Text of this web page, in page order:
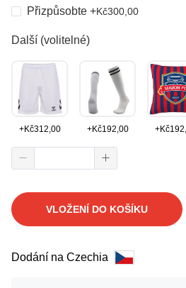
Přizpůsobte +Kč300,00
Další (volitelné)
+Kč312,00 +Kč192,00 +Kč
VLOŽENÍ DO KOŠÍKU
Dodání na Czechia